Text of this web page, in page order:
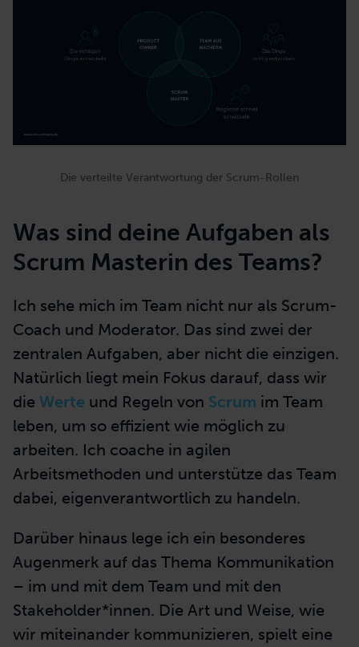
Die verteilte Verantwortung der Scrum-Rollen
Was sind deine Aufgaben als
Scrum Masterin des Teams?
Ich sehe mich im Team nicht nur als Scrum-
Coach und Moderator. Das sind zwei der
zentralen Aufgaben, aber nicht die einzigen.
Natürlich liegt mein Fokus darauf, dass wir
die Werte und Regeln von Scrum im Team
leben, um so effizient wie möglich zu
arbeiten. Ich coache in agilen
Arbeitsmethoden und unterstütze das Team
dabei, eigenverantwortlich zu handeln.
Darüber hinaus lege ich ein besonderes
Augenmerk auf das Thema Kommunikation
– im und mit dem Team und mit den
Stakeholder*innen. Die Art und Weise, wie
wir miteinander kommunizieren, spielt eine